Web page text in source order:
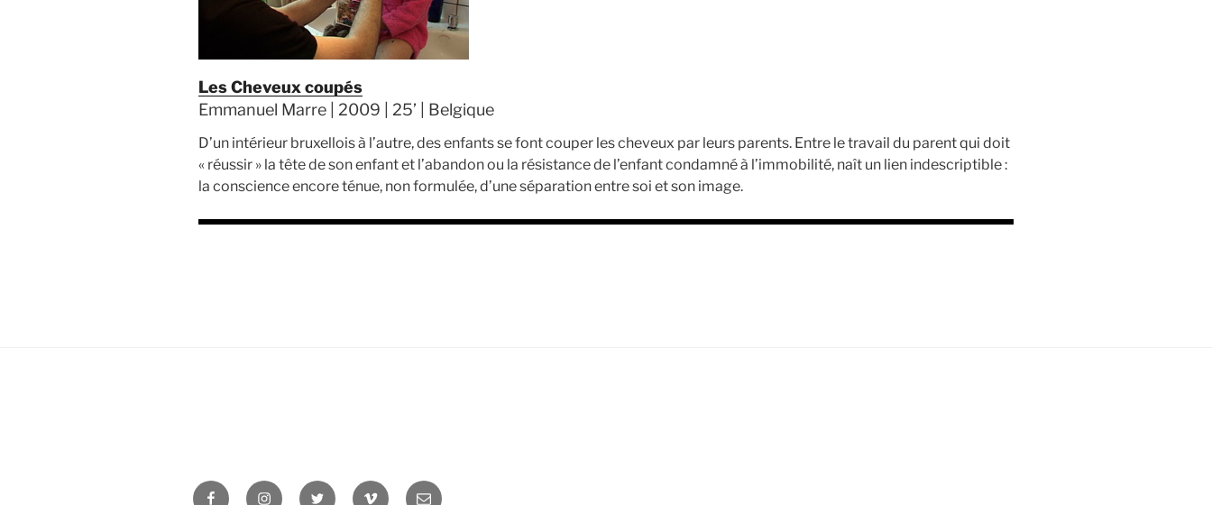
Les Cheveux coupés
Emmanuel Marre | 2009 | 25’ | Belgique
D’un intérieur bruxellois à l’autre, des enfants se font couper les cheveux par leurs parents. Entre le travail du parent qui doit
« réussir » la tête de son enfant et l’abandon ou la résistance de l’enfant condamné à l’immobilité, naît un lien indescriptible :
la conscience encore ténue, non formulée, d’une séparation entre soi et son image.
FacebookInstagramTwitter Vimeo Newsletter